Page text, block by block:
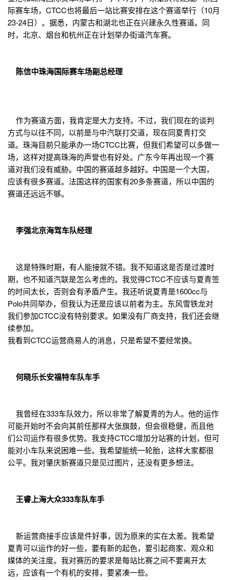
际赛车场，CTCC也将最后一站比赛安排在这个赛道举行（10月
23-24日）。据悉，内蒙古和湖北也正在兴建永久性赛道。同
时，北京、烟台和杭州正在计划举办街道汽车赛。
陈信中珠海国际赛车场副总经理
作为赛道方面，我肯定是大力支持。不过，我们现在的谈判
方式与以往不同，以前是与中汽联打交道，现在同夏青打交
道。珠海目前只能承办一场CTCC比赛，但我们希望可以多做一
场，这样对提高珠海的声誉也有好处。广东今年再出现一个赛
道对我们没有威胁。中国的赛道越多越好。中国是一个大国，
应该有很多赛道。法国这样的国家有20多条赛道，所以中国的
赛道还远远不够。
李强北京海驾车队经理
这是特殊时期，有人能接就不错。我不知道这是否是过渡时
期，也不知道汽联是怎么考虑的。我觉得CTCC不应该与夏青签
的时间太长，否则会有矛盾产生。我还听说夏青是1600cc与
Polo共同举办，但我认为还是应该以前者为主。东风雪铁龙对
我们参加CTCC没有特别要求。如果没有厂商支持，我们还会继
续参加。
我看到CTCC运营商易人的消息，只是希望不要经常换。
何晓乐长安福特车队车手
我曾经在333车队效力，所以非常了解夏青的为人。他的运作
可能开始时不会向其前任那样大张旗鼓，但会很稳健，而且他
们公司运作有很多优势。我支持CTCC增加分站赛的计划，但可
能对小车队来说困难一些。我希望能统一轮胎，这样大家都很
公平。我对肇庆新赛道只是见过图片，还没有更多想法。
王睿上海大众333车队车手
新运营商接手应该是件好事，因为原来的实在太差。我希望
夏青可以运作的好一些，要有新的起色，要引起商家、观众和
媒体的关注度。我对赛历的要求是每站比赛之间不要离开太
远，应该有一个有机的安排，要紧凑一些。